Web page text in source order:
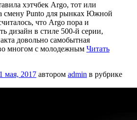
хэтчбек Argo, тот или
смену Punto для рынках Южной
что Argo пора и
дизайн в стиле 500-й серии,
довольно самобытная
многом с молодежным Читать
мая, 2017 автором admin в рубрике